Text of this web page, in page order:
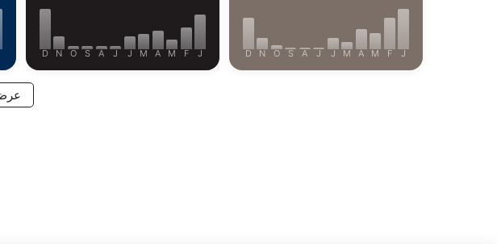
J
F
M
A
M
J
J
A
S
O
N
D
J
F
M
A
M
J
J
A
S
O
N
D